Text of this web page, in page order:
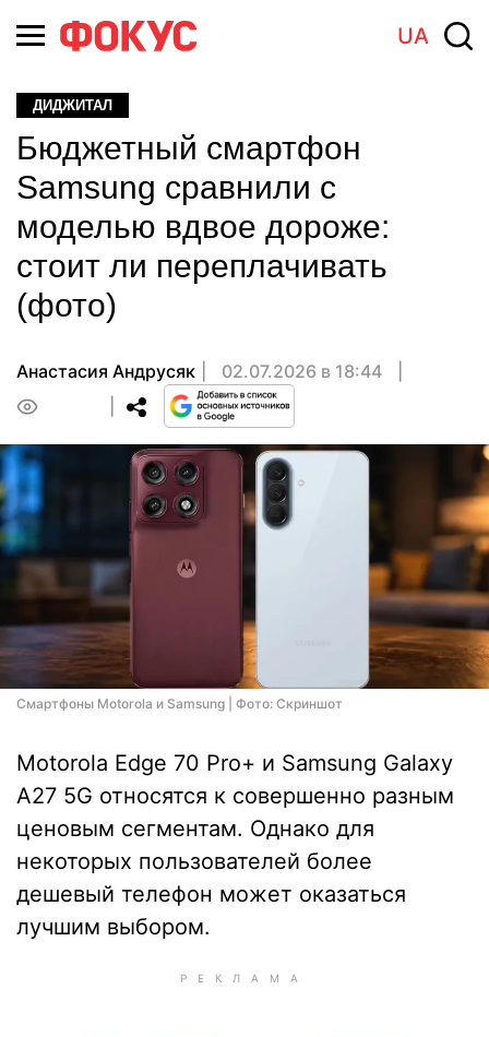
UA
ДИДЖИТАЛ
Бюджетный смартфон
Samsung сравнили с
моделью вдвое дороже:
стоит ли переплачивать
(фото)
Анастасия Андрусяк
02.07.2026 в 18:44
Смартфоны Motorola и Samsung | Фото: Скриншот
Motorola Edge 70 Pro+ и Samsung Galaxy
A27 5G относятся к совершенно разным
ценовым сегментам. Однако для
некоторых пользователей более
дешевый телефон может оказаться
лучшим выбором.